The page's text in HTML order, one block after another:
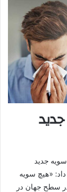
جدید
داد: «هیچ سویه
کشور و چه در سطح جهان در